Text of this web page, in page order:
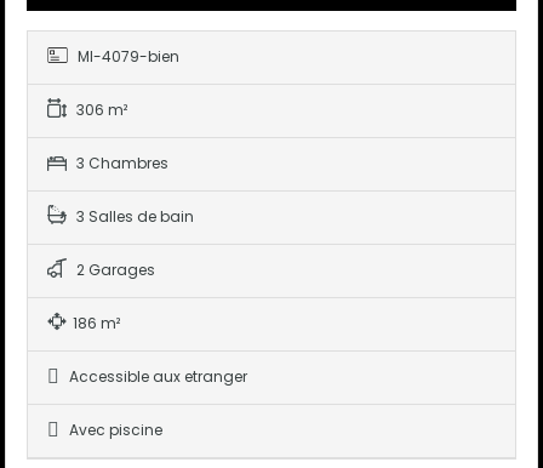
MI-4079-bien
306 m²
3 Chambres
3 Salles de bain
2 Garages
186 m²
Accessible aux etranger
Avec piscine